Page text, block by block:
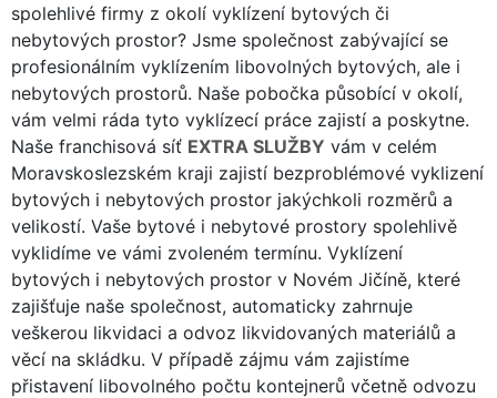
spolehlivé firmy z okolí vyklízení bytových či
nebytových prostor? Jsme společnost zabývající se
profesionálním vyklízením libovolných bytových, ale i
nebytových prostorů. Naše pobočka působící v okolí,
vám velmi ráda tyto vyklízecí práce zajistí a poskytne.
Naše franchisová síť EXTRA SLUŽBY vám v celém
Moravskoslezském kraji zajistí bezproblémové vyklizení
bytových i nebytových prostor jakýchkoli rozměrů a
velikostí. Vaše bytové i nebytové prostory spolehlivě
vyklidíme ve vámi zvoleném termínu. Vyklízení
bytových i nebytových prostor v Novém Jičíně, které
zajišťuje naše společnost, automaticky zahrnuje
veškerou likvidaci a odvoz likvidovaných materiálů a
věcí na skládku. V případě zájmu vám zajistíme
přistavení libovolného počtu kontejnerů včetně odvozu